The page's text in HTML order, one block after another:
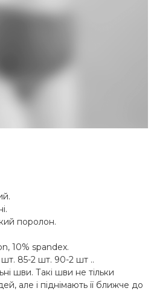
поролон.
10% spandex.
85-2 шт. 90-2 шт ..
шви. Такі шви не тільки
але і піднімають її ближче до